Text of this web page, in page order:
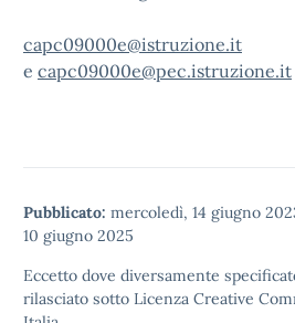
capc09000e@istruzione.it
e capc09000e@pec.istruzione.it
Pubblicato: mercoledì, 14 giugno
10 giugno 2025
Eccetto dove diversamente
rilasciato sotto Licenza Creative